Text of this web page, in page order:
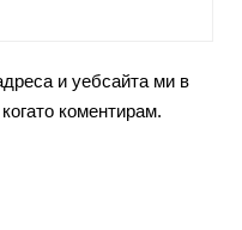
и уебсайта ми в
коментирам.